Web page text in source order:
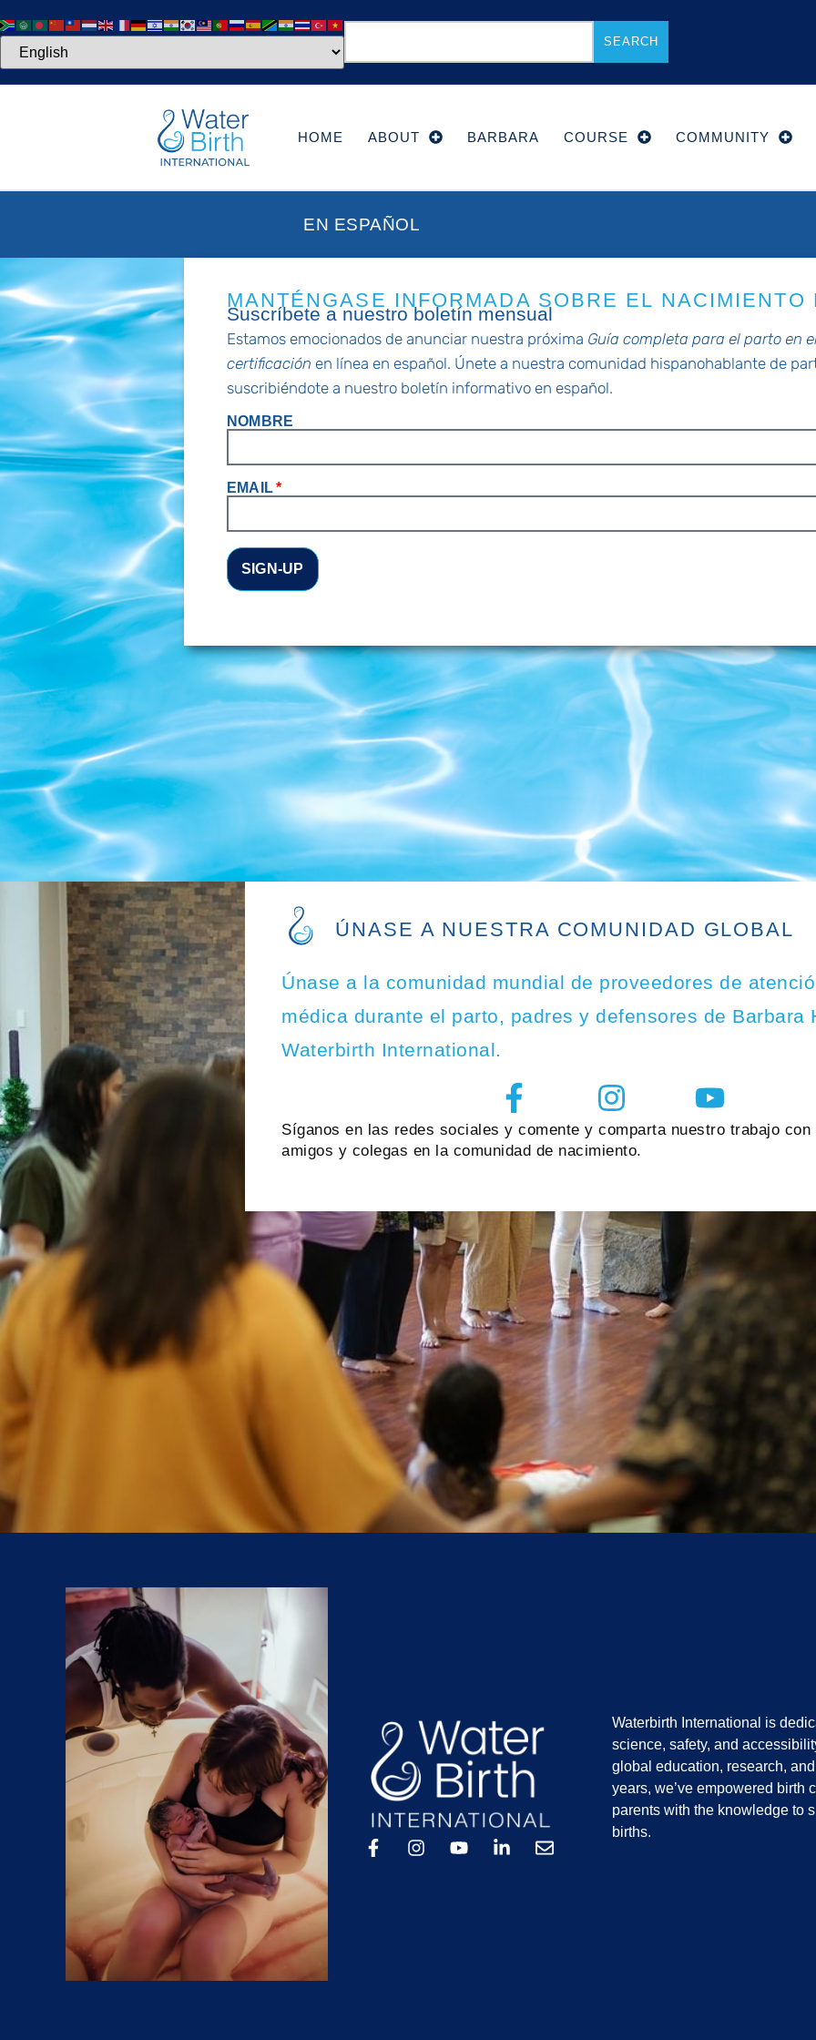
SEARCH
HOME ABOUT BARBARA COURSE COMMUNITY
EN ESPAÑOL
MANTÉNGASE INFORMADA SOBRE EL NACIMIENTO
Suscríbete a nuestro boletín mensual
Estamos emocionados de anunciar nuestra próxima Guía completa para el parto en
certificación en línea en español. Únete a nuestra comunidad hispanohablante de
suscribiéndote a nuestro boletín informativo en español.
NOMBRE
EMAIL
SIGN-UP
ÚNASE A NUESTRA COMUNIDAD GLOBAL
Únase a la comunidad mundial de proveedores de
médica durante el parto, padres y defensores de Barbara
Waterbirth International.
Síganos en las redes sociales y comente y comparta nuestro trabajo con
amigos y colegas en la comunidad de nacimiento.
Waterbirth International is
science, safety, and
global education, research,
years, we’ve empowered birth
parents with the knowledge to
births.